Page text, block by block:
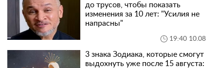
до трусов, чтобы показать
изменения за 10 лет: "Усилия не
напрасны"
19:40 10.08
3 знака Зодиака, которые смогут
выдохнуть уже после 15 августа: